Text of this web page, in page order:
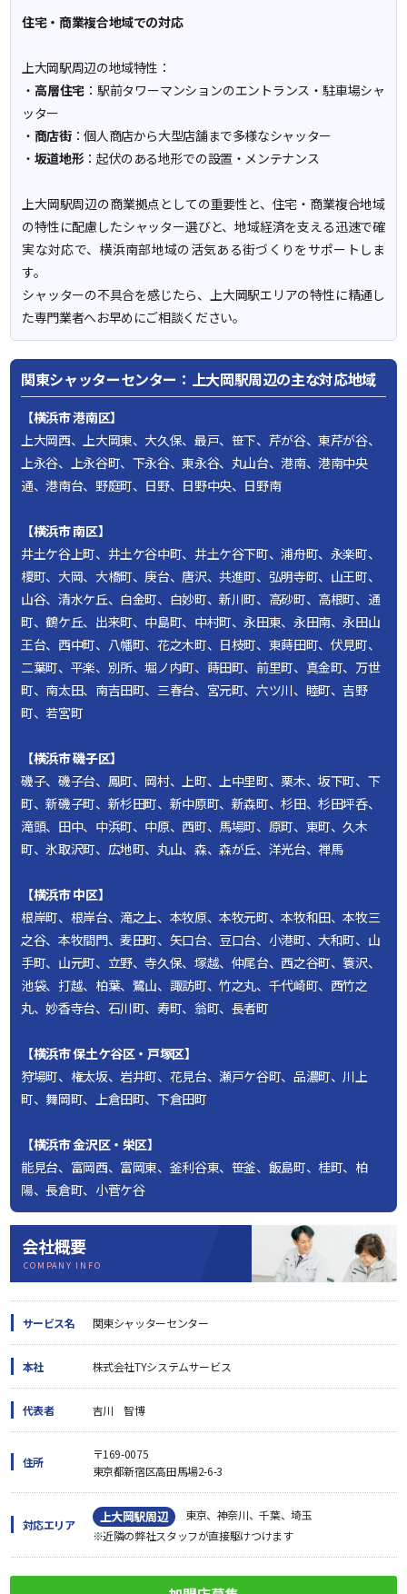
住宅・商業複合地域での対応
上大岡駅周辺の地域特性：
・ 高層住宅 ：駅前タワーマンションのエントランス・駐車場シャ
ッター
・ 商店街：個人商店から大型店舗まで多様なシャッター
・ 坂道地形：起伏のある地形での設置・メンテナンス
上大岡駅周辺の商業拠点としての重要性と、住宅・商業複合地域
の特性に配慮したシャッター選びと、地域経済を支える迅速で確
実な対応で、横浜南部地域の活気ある街づくりをサポートしま
す。
シャッターの不具合を感じたら、上大岡駅エリアの特性に精通し
た専門業者へお早めにご相談ください。
関東シャッターセンター：上大岡駅周辺の主な対応地域
【横浜市 港南区】
上大岡西、上大岡東、大久保、最戸、笹下、芹が谷、東芹が谷、
上永谷、上永谷町、下永谷、東永谷、丸山台、港南、港南中央
通、港南台、野庭町、日野、日野中央、日野南
【横浜市 南区】
井土ケ谷上町、井土ケ谷中町、井土ケ谷下町、浦舟町、永楽町、
榎町、大岡、大橋町、庚台、唐沢、共進町、弘明寺町、山王町、
山谷、清水ケ丘、白金町、白妙町、新川町、高砂町、高根町、通
町、鶴ケ丘、出来町、中島町、中村町、永田東、永田南、永田山
王台、西中町、八幡町、花之木町、日枝町、東蒔田町、伏見町、
二葉町、平楽、別所、堀ノ内町、蒔田町、前里町、真金町、万世
町、南太田、南吉田町、三春台、宮元町、六ツ川、睦町、吉野
町、若宮町
【横浜市 磯子区】
磯子、磯子台、鳳町、岡村、上町、上中里町、栗木、坂下町、下
町、新磯子町、新杉田町、新中原町、新森町、杉田、杉田坪呑、
滝頭、田中、中浜町、中原、西町、馬場町、原町、東町、久木
町、氷取沢町、広地町、丸山、森、森が丘、洋光台、禅馬
【横浜市 中区】
根岸町、根岸台、滝之上、本牧原、本牧元町、本牧和田、本牧三
之谷、本牧間門、麦田町、矢口台、豆口台、小港町、大和町、山
手町、山元町、立野、寺久保、塚越、仲尾台、西之谷町、簑沢、
池袋、打越、柏葉、鷺山、諏訪町、竹之丸、千代崎町、西竹之
丸、妙香寺台、石川町、寿町、翁町、長者町
【横浜市 保土ケ谷区・戸塚区】
狩場町、権太坂、岩井町、花見台、瀬戸ケ谷町、品濃町、川上
町、舞岡町、上倉田町、下倉田町
【横浜市 金沢区・栄区】
能見台、富岡西、富岡東、釜利谷東、笹釜、飯島町、桂町、柏
陽、長倉町、小菅ケ谷
会社概要
COMPANY INFO
サービス名 関東シャッターセンター
本社 株式会社TYシステムサービス
代表者 吉川 智博
住所
〒169-0075
東京都新宿区高田馬場2-6-3
対応エリア 上大岡駅周辺
東京、神奈川、千葉、埼玉
※近隣の弊社スタッフが直接駆けつけます